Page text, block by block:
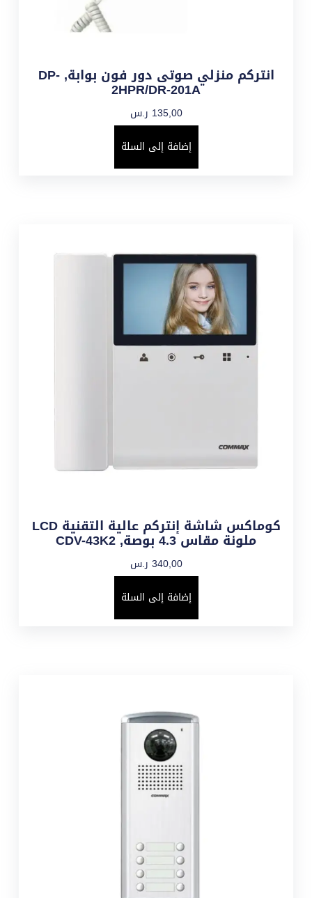
انتركم منزلي صوتى دور فون بوابة, DP-
2HPR/DR-201A
135,00 ر.س
إضافة إلى السلة
كوماكس شاشة إنتركم عالية التقنية LCD
ملونة مقاس 4.3 بوصة, CDV-43K2
340,00 ر.س
إضافة إلى السلة